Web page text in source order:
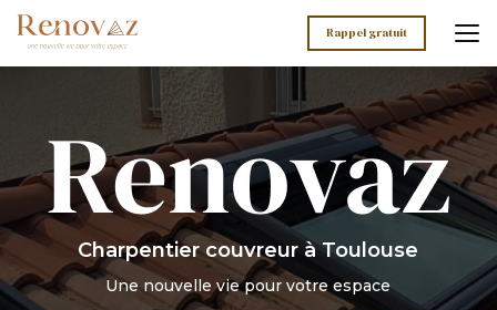
Aller
au
contenu
principal
Rappel gratuit
Charpentier couvreur à Toulouse
Une nouvelle vie pour votre espace